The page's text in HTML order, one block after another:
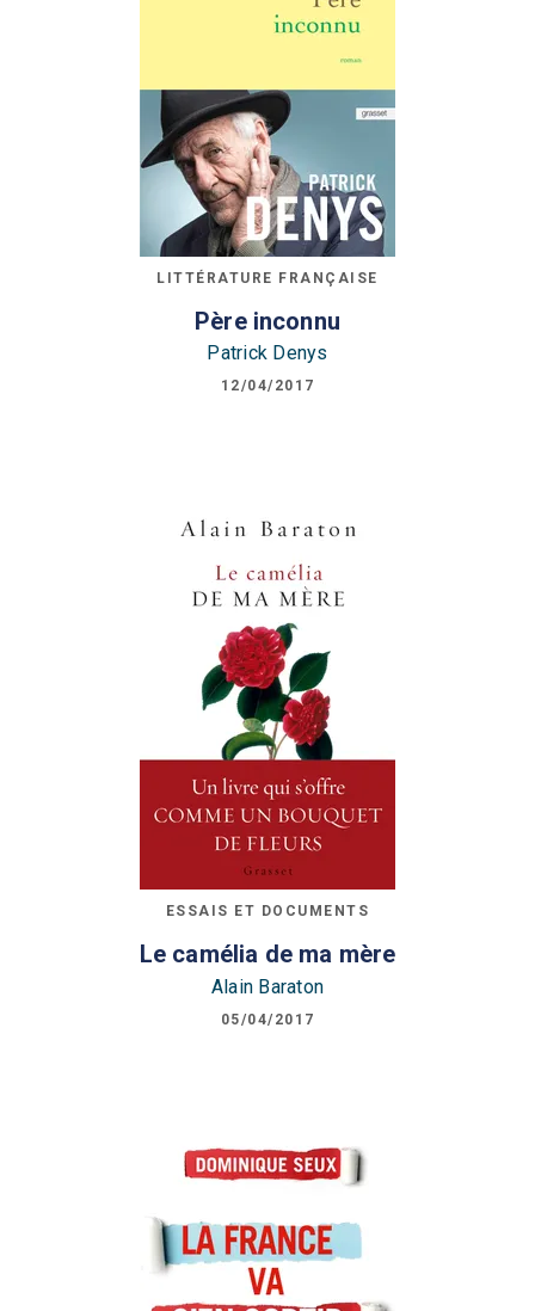
LITTÉRATURE FRANÇAISE
Père inconnu
Patrick Denys
12/04/2017
ESSAIS ET DOCUMENTS
Le camélia de ma mère
Alain Baraton
05/04/2017